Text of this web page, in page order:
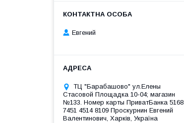
Евгений
ТЦ "Барабашово" ул.Елены
Стасовой Площадка 10-04; магазин
№133. Номер карты ПриватБанка 5168
7451 4514 8109 Проскурнин Евгений
Валентинович, Харків, Україна